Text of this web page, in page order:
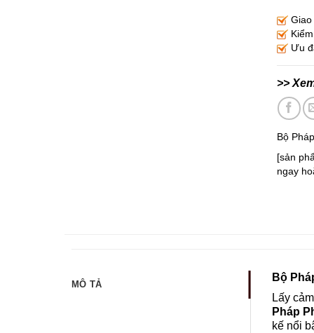
Giao
Kiểm
Ưu
>>
Bộ
[sản
ngay
MÔ TẢ
Bộ
Lấy
Pháp
kế nổi